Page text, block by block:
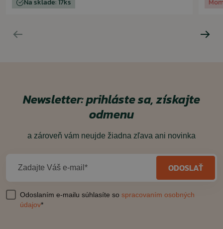
Na sklade: 17ks
Newsletter: prihláste sa, získajte
odmenu
a zároveň vám neujde žiadna zľava ani novinka
Zadajte Váš e-mail* ODOSLAŤ
Odoslaním e-mailu súhlasíte so spracovaním osobných
údajov*